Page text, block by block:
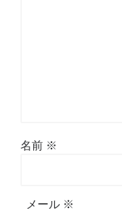
名前 ※
メール ※